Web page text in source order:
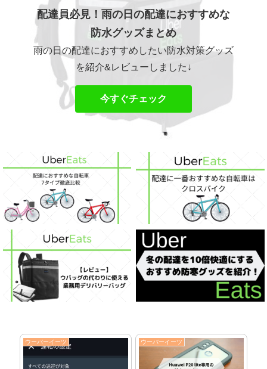
配達員必見！雨の日の配達におすすめな
防水グッズまとめ
雨の日の配達におすすめしたい防水対策グッズ
を紹介&レビューしました↓
今すぐチェック
ウーバーイーツ ウーバーイーツ